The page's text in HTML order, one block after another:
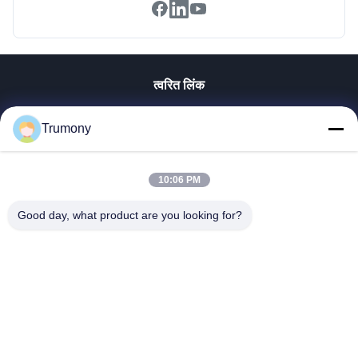
त्वरित लिंक
वीडियो
हमारे बारे में
गुणवत्ता नियंत्रण
Trumony
10:06 PM
Good day, what product are you looking for?